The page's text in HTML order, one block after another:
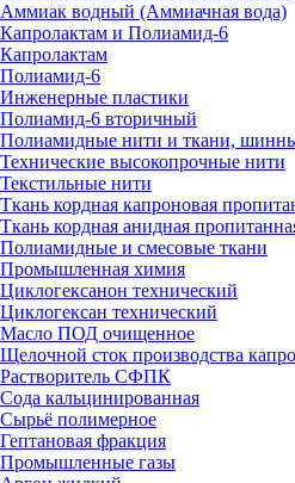
Аммиак водный (Аммиачная вода)
Капролактам и Полиамид-6
Капролактам
Полиамид-6
Инженерные пластики
Полиамид-6 вторичный
Полиамидные нити и ткани,
Технические высокопрочные нити
Текстильные нити
Ткань кордная капроновая
Ткань кордная анидная
Полиамидные и смесовые ткани
Промышленная химия
Циклогексанон технический
Циклогексан технический
Масло ПОД очищенное
Щелочной сток производства
Растворитель СФПК
Сода кальцинированная
Сырьё полимерное
Гептановая фракция
Промышленные газы